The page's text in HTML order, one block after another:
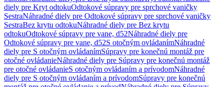
diely pre Kryt odtokuOdtokové súpravy pre sprchové vaničky
SestraNáhradné diely pre Odtokové súpravy pre sprchové vaničky
SestraBez krytu odtokuNáhradné diely pre Bez krytu
odtokuOdtokové súpravy pre vane, d52Náhradné diely pre
Odtokové súpravy pre vane, d52S otočným ovládanímNáhradné
diely pre S otočným ovládanímSúpravy pre konečnú montáž pre
otočné ovládanieNáhradné diely pre Súpravy pre konečnú montáž
pre otočné ovládanieS otočným ovládaním a prívodomNáhradné
diely pre S otočným ovládaním a prívodomSúpravy pre konečnú